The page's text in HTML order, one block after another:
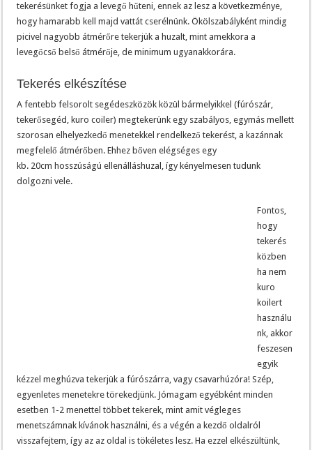
tekerésünket fogja a levegő hűteni, ennek az lesz a következménye,
hogy hamarabb kell majd vattát cserélnünk. Ökölszabályként mindig
picivel nagyobb átmérőre tekerjük a huzalt, mint amekkora a
levegőcső belső átmérője, de minimum ugyanakkorára.
Tekerés elkészítése
A fentebb felsorolt segédeszközök közül bármelyikkel (fúrószár,
tekerősegéd, kuro coiler) megtekerünk egy szabályos, egymás mellett
szorosan elhelyezkedő menetekkel rendelkező tekerést, a kazánnak
megfelelő átmérőben. Ehhez bőven elégséges egy
kb. 20cm hosszúságú ellenálláshuzal, így kényelmesen tudunk
dolgozni vele.
Fontos,
hogy
tekerés
közben
ha nem
kuro
koilert
használu
nk, akkor
feszesen
egyik
kézzel meghúzva tekerjük a fúrószárra, vagy csavarhúzóra! Szép,
egyenletes menetekre törekedjünk. Jómagam egyébként minden
esetben 1-2 menettel többet tekerek, mint amit végleges
menetszámnak kívánok használni, és a végén a kezdő oldalról
visszafejtem, így az az oldal is tökéletes lesz. Ha ezzel elkészültünk,